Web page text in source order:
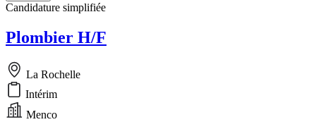
Candidature simplifiée
Plombier H/F
La Rochelle
Intérim
Menco